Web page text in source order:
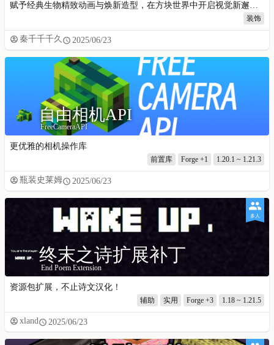
赋予经典生物精致动画与焕新造型，在方块世界中开启视觉新邂逅！
装饰
秦千千千久 2025/06/23
自由相机API
FreeCameraAPI
更优雅的相机操作库
前置库 Forge +1 1.20.1 ~ 1.21.3
瓶装史莱姆 2025/06/23
多人
终末之诗扩展补丁
End Poem Extension
资源包扩展，不止诗文汉化！
辅助 实用 Forge +3 1.18 ~ 1.21.5
xland 2025/06/23